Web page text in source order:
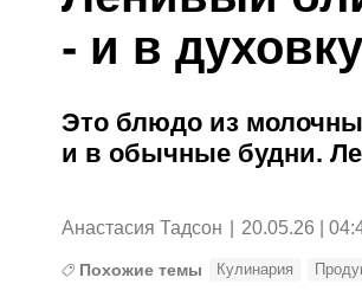
- и в духовку
Это блюдо из
и в обычные будни.
Анастасия Тадсон 20.05.26 |
Похожие темы Кулинария